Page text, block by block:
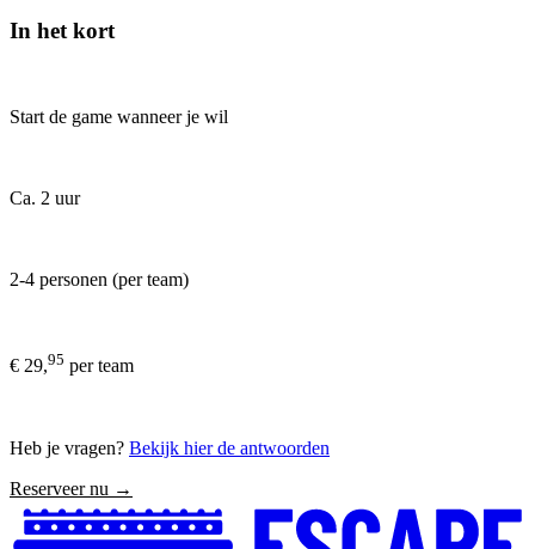
In het kort
Start de game wanneer je wil
Ca. 2 uur
2-4 personen (per team)
€ 29,95 per team
Heb je vragen? Bekijk hier de antwoorden
Reserveer nu →